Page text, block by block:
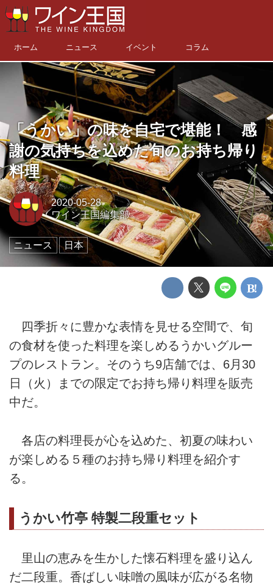
ホーム ニュース イベント コラム
「うかい」の味を自宅で堪能！ 感
謝の気持ちを込めた旬のお持ち帰り
料理
2020-05-28
ワイン王国編集部
ニュース 日本
四季折々に豊かな表情を見せる空間で、旬
の食材を使った料理を楽しめるうかいグルー
プのレストラン。そのうち9店舗では、6月30
日（火）までの限定でお持ち帰り料理を販売
中だ。
各店の料理長が心を込めた、初夏の味わい
が楽しめる５種のお持ち帰り料理を紹介す
る。
うかい竹亭 特製二段重セット
里山の恵みを生かした懐石料理を盛り込ん
だ二段重。香ばしい味噌の風味が広がる名物